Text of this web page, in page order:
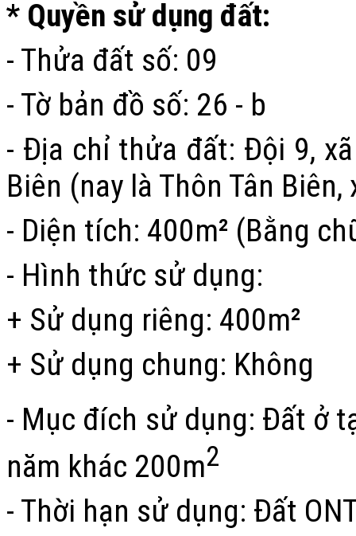
* Quyền sử dụng đất:
- Thửa đất số: 09
- Tờ bản đồ số: 26 - b
- Địa chỉ thửa đất: Đội 9,
Biên (nay là Thôn Tân
- Diện tích: 400m² (Bằng
- Hình thức sử dụng:
+ Sử dụng riêng: 400m²
+ Sử dụng chung: Không
- Mục đích sử dụng: Đất ở
năm khác 200m2
- Thời hạn sử dụng: Đất